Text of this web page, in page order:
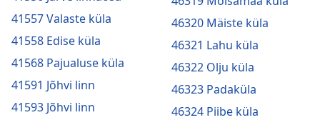
41557 Valaste küla
41558 Edise küla
41568 Pajualuse küla
41591 Jõhvi linn
41593 Jõhvi linn
46320 Mäiste küla
46321 Lahu küla
46322 Olju küla
46323 Padaküla
46324 Piibe küla